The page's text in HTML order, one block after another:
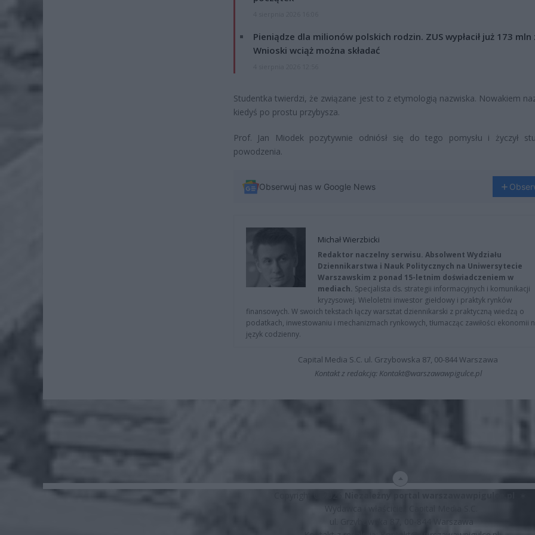
Pieniądze dla milionów polskich rodzin. ZUS wypłacił już 173 mln
Wnioski wciąż można składać
Studentka twierdzi, że związane jest to z etymologią nazwiska. Nowakiem
kiedyś po prostu przybysza.
Prof. Jan Miodek pozytywnie odniósł się do tego pomysłu i życzył
powodzenia.
Obserwuj nas w Google News
Michał Wierzbicki
Redaktor naczelny serwisu. Absolwent Wydziału
Dziennikarstwa i Nauk Politycznych na Uniwersytecie
Warszawskim z ponad 15-letnim doświadczeniem w
mediach. Specjalista ds. strategii informacyjnych i komunikacji
kryzysowej. Wieloletni inwestor giełdowy i praktyk rynków
finansowych. W swoich tekstach łączy warsztat dziennikarski z praktyczną wiedzą o
podatkach, inwestowaniu i mechanizmach rynkowych, tłumacząc zawiłości ekonomii
język codzienny.
Capital Media S.C. ul. Grzybowska 87, 00-844 Warszawa
Kontakt z redakcją: Kontakt@warszawawpigulce.pl
ul. Grzybowska 87, 00-844 Warszawa